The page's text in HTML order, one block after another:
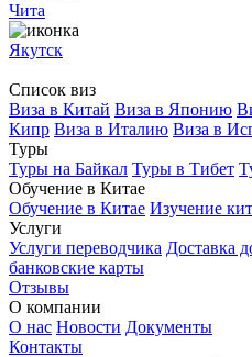
Чита
Якутск
Список виз
Виза в Китай Виза в Японию
Кипр Виза в Италию Виза в
Туры
Туры на Байкал Туры в Тибет
Обучение в Китае
Обучение в Китае Изучение
Услуги
Услуги переводчика Доставка
банковские карты
Отзывы
О компании
О нас Новости Документы
Контакты